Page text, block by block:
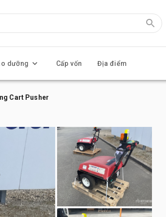
dưỡng Cấp vốn Địa điểm
Cart Pusher